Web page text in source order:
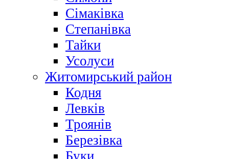
Сімаківка
Степанівка
Тайки
Усолуси
Житомирський район
Кодня
Левків
Троянів
Березівка